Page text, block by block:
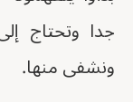
جدا وتحتاج
ونشفى منها.